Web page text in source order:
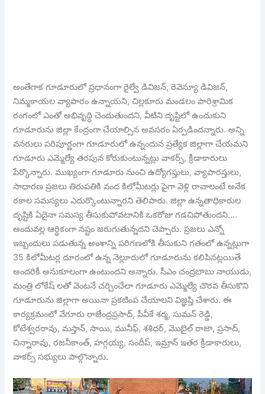
అంతేగాక గూడూరులో ప్రధానంగా రైల్వే డివిజన్, రెవెన్యూ డివిజన్,
నిమ్మకాయల వ్యాపారం ఉన్నాయని, చిల్లకూరు మండలం పారిశ్రామిక
రంగంలో ఎంతో అభివృద్ధి చెందుతుందని, వీటిని దృష్టిలో ఉంచుకుని
గూడూరును జిల్లా కేంద్రంగా చేయాల్సిన అవసరం ఏర్పడిందన్నారు. అన్ని
వనరులు పరిపూర్ణంగా గూడూరులో ఉన్నందున ప్రత్యేక జిల్లాగా చేయమని
గూడూరు ఎమ్మెల్యే తరపున కోరుకుంటున్నట్లు వాకర్స్, క్రీడాకారులు
పేర్కొన్నారు. ముఖ్యంగా గూడూరు నుంచి ఉద్యోగస్తులు, వ్యాపారస్తులు,
సాధారణ ప్రజలు తిరుపతికి వంద కిలోమీటర్లు పైగా వెళ్లి రావాలంటే అనేక
రకాల సమస్యలు ఎదుర్కొంటున్నారని తెలిపారు. జిల్లా ఉన్నతాధికారుల
దృష్టికి ఏదైనా సమస్య తీసుకుపోవటానికి ఒకరోజు గడచిపోతుందని….
అందువల్ల ఆర్థికంగా నష్టం జరుగుతున్నదని చెప్పారు. ప్రజలు ఎన్నో
ఇబ్బందులు పడుతున్న అంశాన్ని పరిగణలోకి తీసుకుని గతంలో ఉన్నట్లుగా
35 కిలోమీటర్ల దూరంలో ఉన్న నెల్లూరులో గూడూరును కలిపినట్లయితే
అందరికీ అనుకూలంగా ఉంటుందని అన్నారు. సీఎం చంద్రబాబు నాయుడు,
మంత్రి లోకేష్ లతో వెంటనే చర్చించేలా గూడూరు ఎమ్మెల్యే చొరవ తీసుకొని
గూడూరును జిల్లాగా అయినా ప్రకటింప చేయాలని విజ్ఞప్తి చేశారు. ఈ
కార్యక్రమంలో వేగూరు రాజేంద్రప్రసాద్, పీవీకే శర్మ, సుమన్ రెడ్డి,
కోటేశ్వరరావు, మస్తాన్, సాయి, మునీఫ్, శశిధర్, మొబైల్ రాజా, ప్రసాద్,
చిన్నారావు, రజనీకాంత్, హగ్గయ్య, సందీప్, ఇమ్రాన్ ఇతర క్రీడాకారులు,
వాకర్స్ సభ్యులు పాల్గొన్నారు.